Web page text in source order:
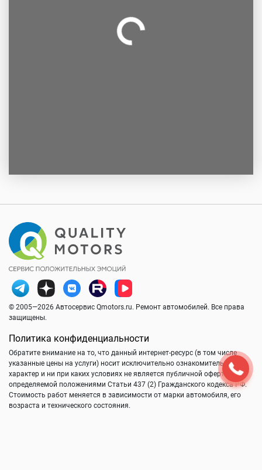
© 2005—2026 Автосервис Qmotors.ru. Ремонт автомобилей. Все права
защищены.
Политика конфиденциальности
Обратите внимание на то, что данный интернет-ресурс (в том числе
указанные цены на услуги) носит исключительно ознакомительный
характер и ни при каких условиях не является публичной офертой,
определяемой положениями Статьи 437 (2) Гражданского кодекса РФ.
Стоимость работ меняется в зависимости от марки автомобиля, его
возраста и технического состояния.